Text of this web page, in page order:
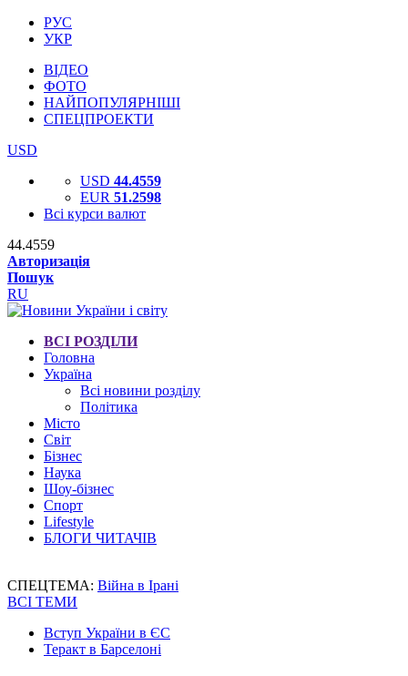
РУС
УКР
ВІДЕО
ФОТО
НАЙПОПУЛЯРНІШІ
СПЕЦПРОЕКТИ
USD
USD 44.4559
EUR 51.2598
Всі курси валют
44.4559
Авторизація
Пошук
RU
ВСІ РОЗДІЛИ
Головна
Україна
Всі новини розділу
Політика
Місто
Світ
Бізнес
Наука
Шоу-бізнес
Спорт
Lifestyle
БЛОГИ ЧИТАЧІВ
СПЕЦТЕМА: Війна в Ірані
ВСІ ТЕМИ
Вступ України в ЄС
Теракт в Барселоні